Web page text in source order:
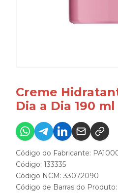
Creme
Dia a Dia 190
Código do Fabricante:
Código: 133335
Código NCM: 33072090
Código de Barras do